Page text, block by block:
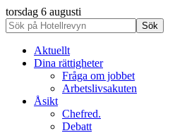
torsdag 6 augusti
Aktuellt
Dina rättigheter
Fråga om jobbet
Arbetslivsakuten
Åsikt
Chefred.
Debatt